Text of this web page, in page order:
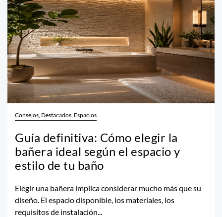
Consejos, Destacados, Espacios
Guía definitiva: Cómo elegir la
bañera ideal según el espacio y
estilo de tu baño
Elegir una bañera implica considerar mucho más que su
diseño. El espacio disponible, los materiales, los
requisitos de instalación...